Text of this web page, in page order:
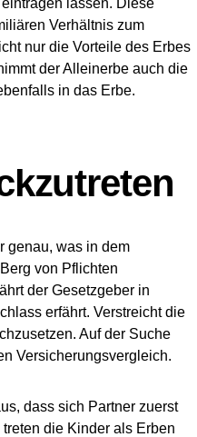
lassen. Diese
Verhältnis zum
nur die Vorteile des Erbes
der Alleinerbe auch die
in das Erbe.
genau, was in dem
von Pflichten
der Gesetzgeber in
erfährt. Verstreicht die
Auf der Suche
Versicherungsvergleich.
dass sich Partner zuerst
die Kinder als Erben